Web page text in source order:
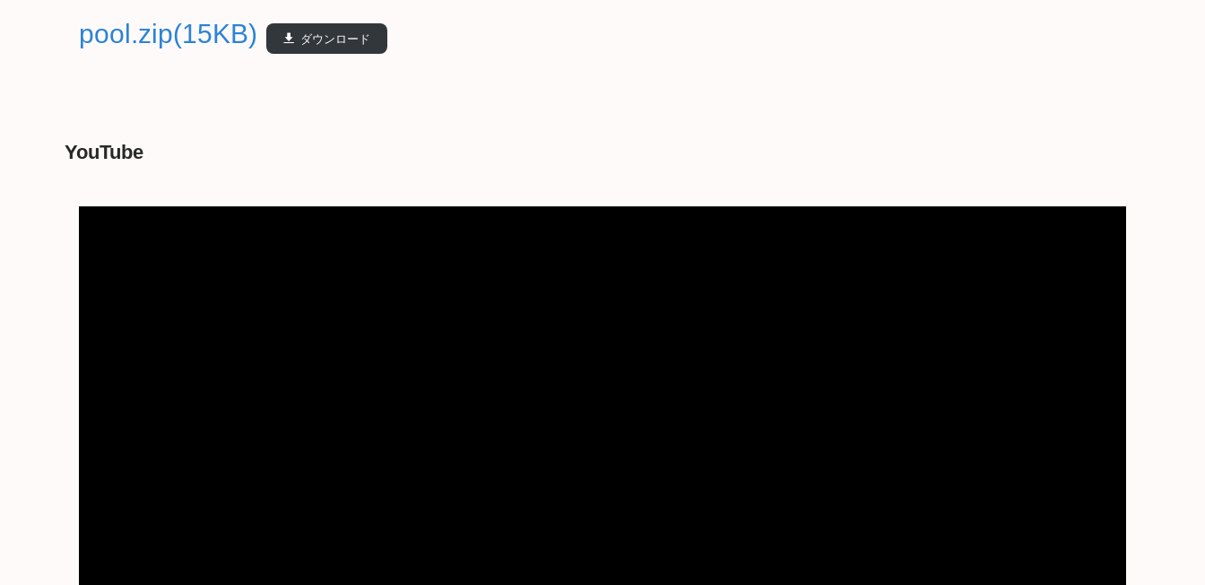
pool.zip(15KB) ダウンロード
YouTube